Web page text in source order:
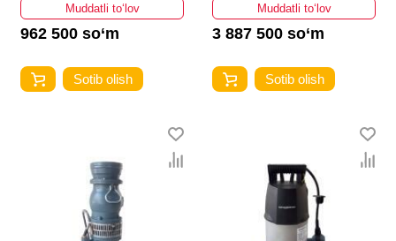
Muddatli to‘lov
962 500 so‘m
Sotib olish
Muddatli to‘lov
3 887 500 so‘m
Sotib olish